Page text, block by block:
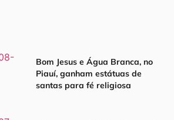
Bom Jesus e Água Branca, no
Piauí, ganham estátuas de
santas para fé religiosa